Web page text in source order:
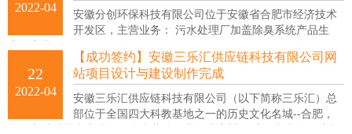
2022-04
安徽分创环保科技有限公司位于安徽省合肥市经济技术
开发区，主营业务： 污水处理厂加盖除臭系统产品生
22
2022-04
【成功签约】安徽三乐汇供应链科技有限公司网
站项目设计与建设制作完成
安徽三乐汇供应链科技有限公司（以下简称三乐汇）总
部位于全国四大科教基地之一的历史文化名城--合肥，